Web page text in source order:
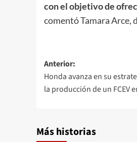
con el objetivo de
comentó Tamara Arce,
Navegación
de
entradas
Anterior:
Honda avanza en su
la producción de un FCEV
Más historias